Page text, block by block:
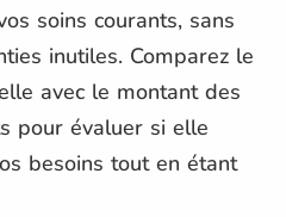
soins courants, sans
inutiles. Comparez le
avec le montant des
pour évaluer si elle
besoins tout en étant